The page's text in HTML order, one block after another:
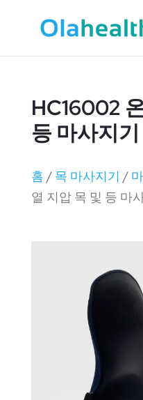
HC16002
등 마사지기
홈 / 목 마사지기 /
열 지압 목 및 등 마